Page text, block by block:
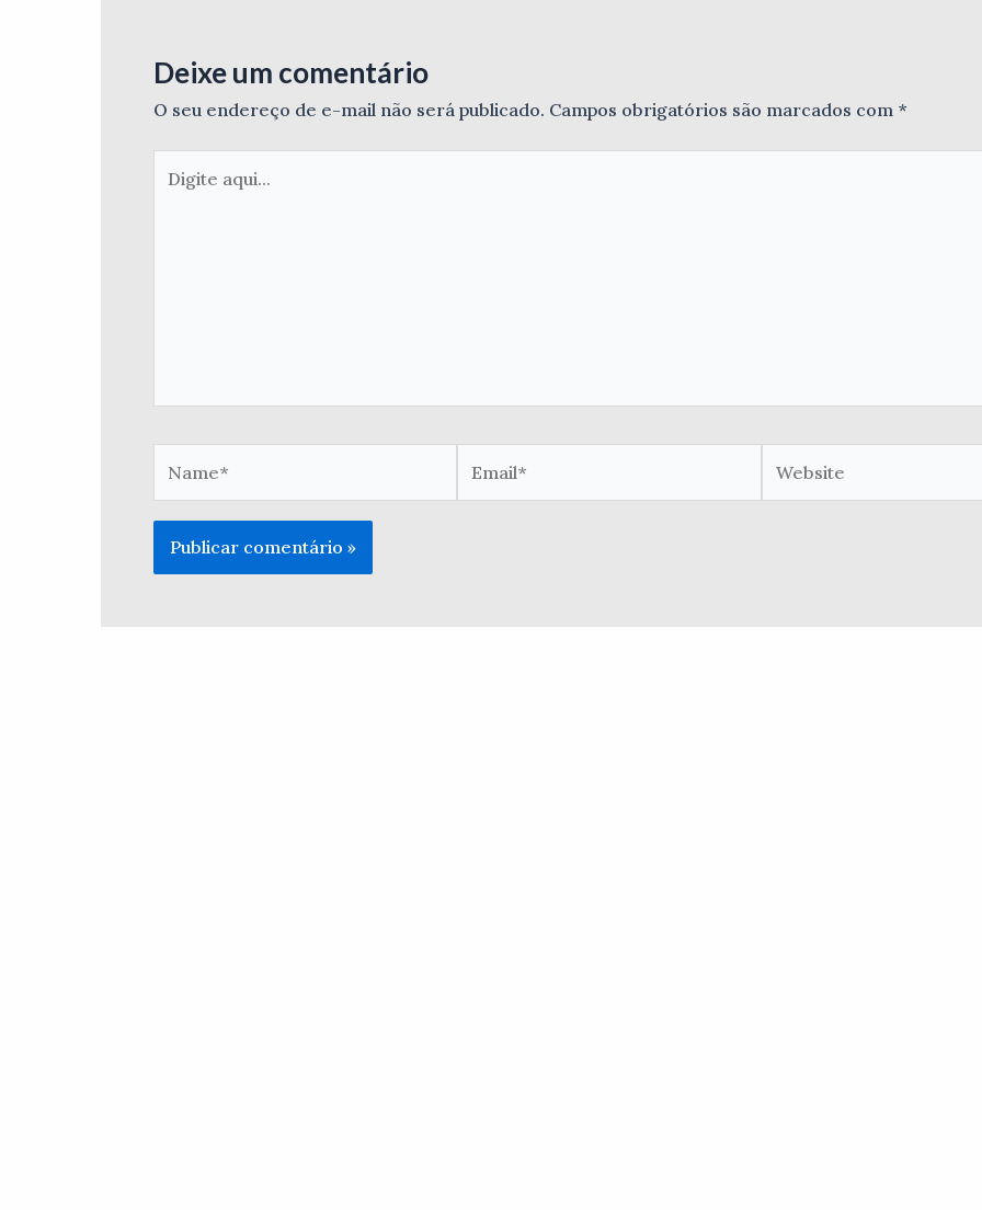
Deixe um comentário
O seu endereço de e-mail não será publicado. Campos obrigatórios são marcados com *
aqui...